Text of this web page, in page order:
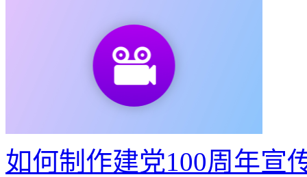
如何制作建党100周年宣